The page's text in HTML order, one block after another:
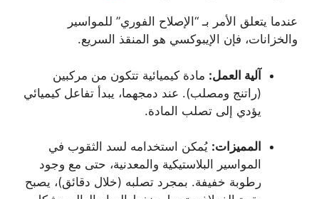
عندما يتعلق الأمر بـ “الإصلاح الفوري” للمواسير
والخزانات، فإن الإيبوكسي هو المنقذ السريع.
آلية العمل: مادة كيميائية تتكون من مركبين
(راتنج ومصلب). عند دمجهما، يبدأ تفاعل كيميائي
يؤدي إلى تصلب المادة.
المميزات: يُمكن استخدامه لسد الثقوب في
المواسير البلاستيكية والمعدنية، حتى مع وجود
رطوبة خفيفة. بمجرد تصلبه (خلال دقائق)، يصبح